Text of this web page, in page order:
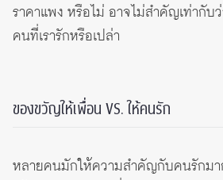
ราคาแพง หรือไม่ อาจไม่สำคัญเท่ากับ
คนที่เรารักหรือเปล่า
ของขวัญให้เพื่อน VS. ให้คนรัก
หลายคนมักให้ความสำคัญกับคนรักม